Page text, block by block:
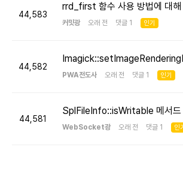
44,583
rrd_first 함수 사용 방법에 대해
커밋광 오래 전 댓글 1 인기
44,582
PWA전도사 오래 전 댓글 1 인기
44,581
SplFileInfo::isWritable 메서드
WebSocket광 오래 전 댓글 1 인